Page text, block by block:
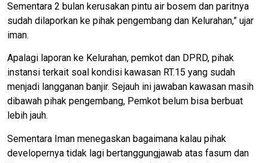
Sementara 2 bulan kerusakan pintu air bosem dan paritnya
sudah dilaporkan ke pihak pengembang dan Kelurahan,” ujar
iman.
Apalagi laporan ke Kelurahan, pemkot dan DPRD, pihak
instansi terkait soal kondisi kawasan RT.15 yang sudah
menjadi langganan banjir. Sejauh ini jawaban kawasan masih
dibawah pihak pengembang, Pemkot belum bisa berbuat
lebih jauh.
Sementara Iman menegaskan bagaimana kalau pihak
developernya tidak lagi bertanggungjawab atas fasum dan